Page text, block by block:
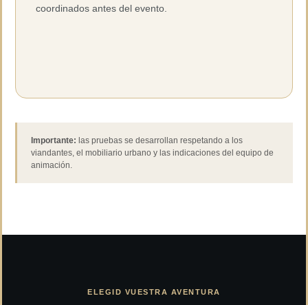
coordinados antes del evento.
Importante: las pruebas se desarrollan respetando a los
viandantes, el mobiliario urbano y las indicaciones del equipo de
animación.
ELEGID VUESTRA AVENTURA